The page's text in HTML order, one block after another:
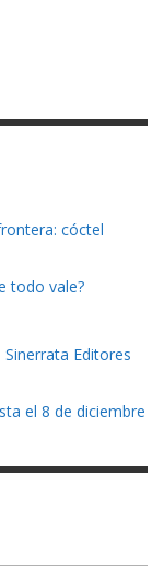
cóctel
todo vale?
Editores
el 8 de diciembre